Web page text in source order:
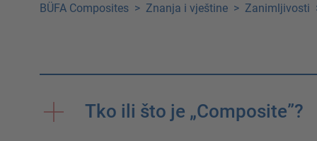
BÜFA Composites > Znanja i vještine > Zanimljivosti
Tko ili što je „Composite”?